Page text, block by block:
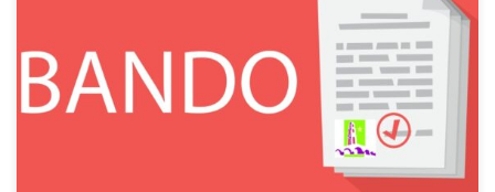
BANDO Se pone en conocimiento de los vecinos
interesados que con fecha siete de junio de dos mil
veinticuatro se publica Anuncio en el Boletín Oficial de la
Provincia n.º 109 sobre Expediente para el Arrendamiento
de las Instalaciones Municipales destinadas a Matadero